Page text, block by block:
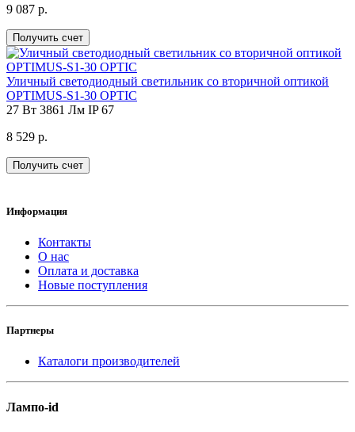
9 087 р.
Получить счет
Уличный светодиодный светильник со вторичной оптикой
OPTIMUS-S1-30 OPTIC
27 Вт 3861 Лм IP 67
8 529 р.
Получить счет
Информация
Контакты
О нас
Оплата и доставка
Новые поступления
Партнеры
Каталоги производителей
Лампо-id